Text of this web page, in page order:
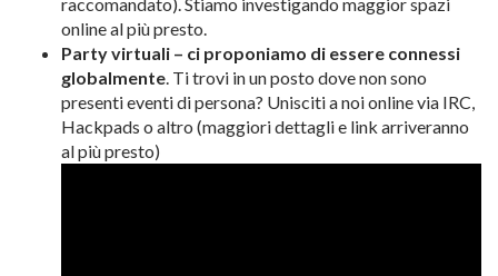
online al più presto.
Party virtuali – ci proponiamo di essere connessi
globalmente. Ti trovi in un posto dove non sono
presenti eventi di persona? Unisciti a noi online via IRC,
Hackpads o altro (maggiori dettagli e link arriveranno
al più presto)